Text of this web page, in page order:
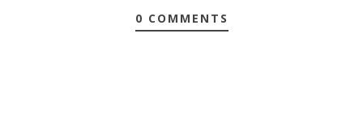
0 COMMENTS